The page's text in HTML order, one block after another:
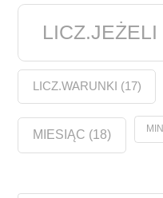
LICZ.JEŻELI
LICZ.WARUNKI (17)
MIESIĄC (18) MIN